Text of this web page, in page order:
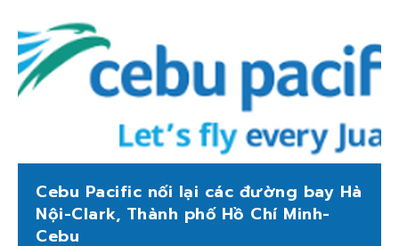
Cebu Pacific nối lại các đường bay Hà
Nội-Clark, Thành phố Hồ Chí Minh-
Cebu